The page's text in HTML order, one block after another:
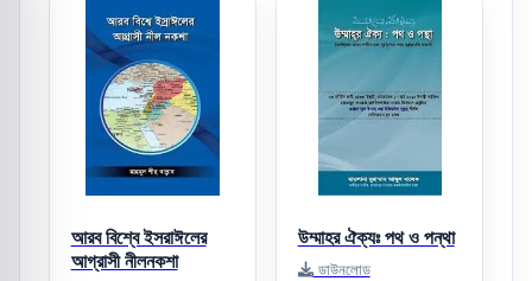
আরব বিশ্বে ইসরাঈলের
আগ্রাসী নীলনকশা
উম্মাহর ঐক্যঃ পথ ও পন্থা
ডাউনলোড